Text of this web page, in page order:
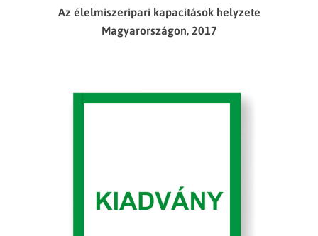
Az élelmiszeripari kapacitások helyzete
Magyarországon, 2017